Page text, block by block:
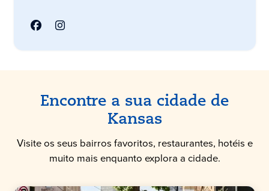
Encontre a sua cidade de
Kansas
Visite os seus bairros favoritos, restaurantes, hotéis e
muito mais enquanto explora a cidade.